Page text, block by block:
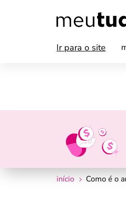
Ir para o site
início Como é o